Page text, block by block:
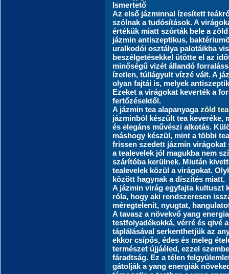
Ismertető
Az első jázminnal ízesített
szólnak a tudósítások. A
értékük miatt szórták bele a
jázmin antiszeptikus,
uralkodói osztálya palotáikba
beszélgetésekkel ütötte el az
minőségű vizét állandó
ízetlen, túllágyult vízzé vált. A
olyan fajtái is, melyek
Ezeket a virágokat keverték a
fertőzésektől.
A jázmin tea alapanyagazöld tea
jázminból készült tea keveréke,
és elegáns művészi alkotás.
máshogy készül, mint a többi
frissen szedett jázmin virágokat
a tealevelek jól magukba nem
szárítóba kerülnek. Miután
tealevelek közül a virágokat.
között hagynak a díszítés miatt.
A jázmin virág egyfajta kultuszt
róla, hogy aki rendszeresen
méregtelenít, nyugtat,
A tavasz a növekvő yang
testfolyadékokká, vérré és qivé
táplálásával serkenthetjük az
ekkor csípős, édes és meleg
természet újjáéled, ezzel
fáradtság. Ez a télen
gátolják a yang energiák